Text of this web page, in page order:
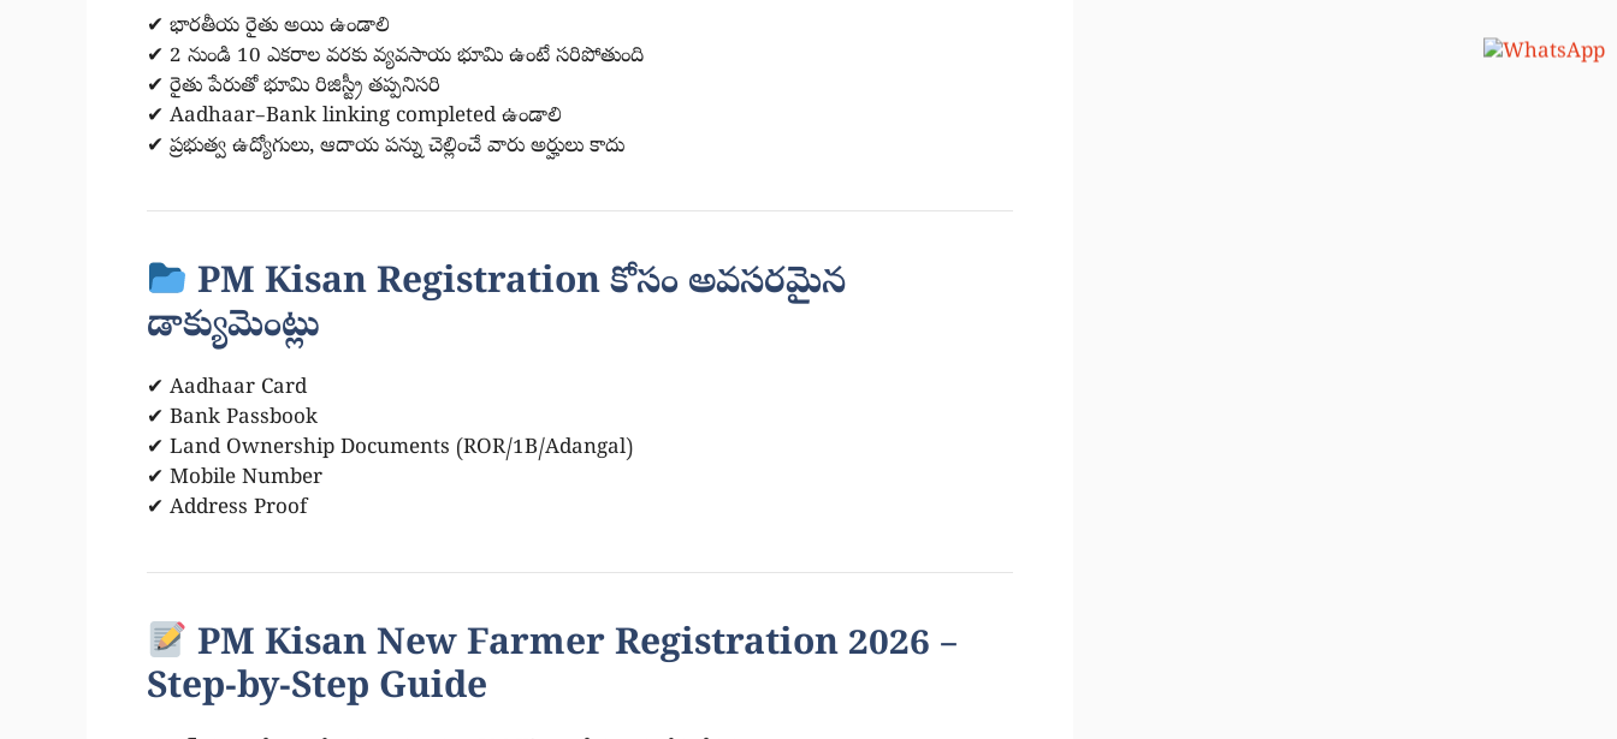
✔ భారతీయ రైతు అయి ఉండాలి
✔ 2 నుండి 10 ఎకరాల వరకు వ్యవసాయ భూమి ఉంటే సరిపోతుంది
✔ రైతు పేరుతో భూమి రిజిస్ట్రీ తప్పనిసరి
✔ Aadhaar–Bank linking completed ఉండాలి
✔ ప్రభుత్వ ఉద్యోగులు, ఆదాయ పన్ను చెల్లించే వారు అర్హులు కాదు
PM Kisan Registration కోసం అవసరమైన
డాక్యుమెంట్లు
✔ Aadhaar Card
✔ Bank Passbook
✔ Land Ownership Documents (ROR/1B/Adangal)
✔ Mobile Number
✔ Address Proof
PM Kisan New Farmer Registration 2026 –
Step-by-Step Guide